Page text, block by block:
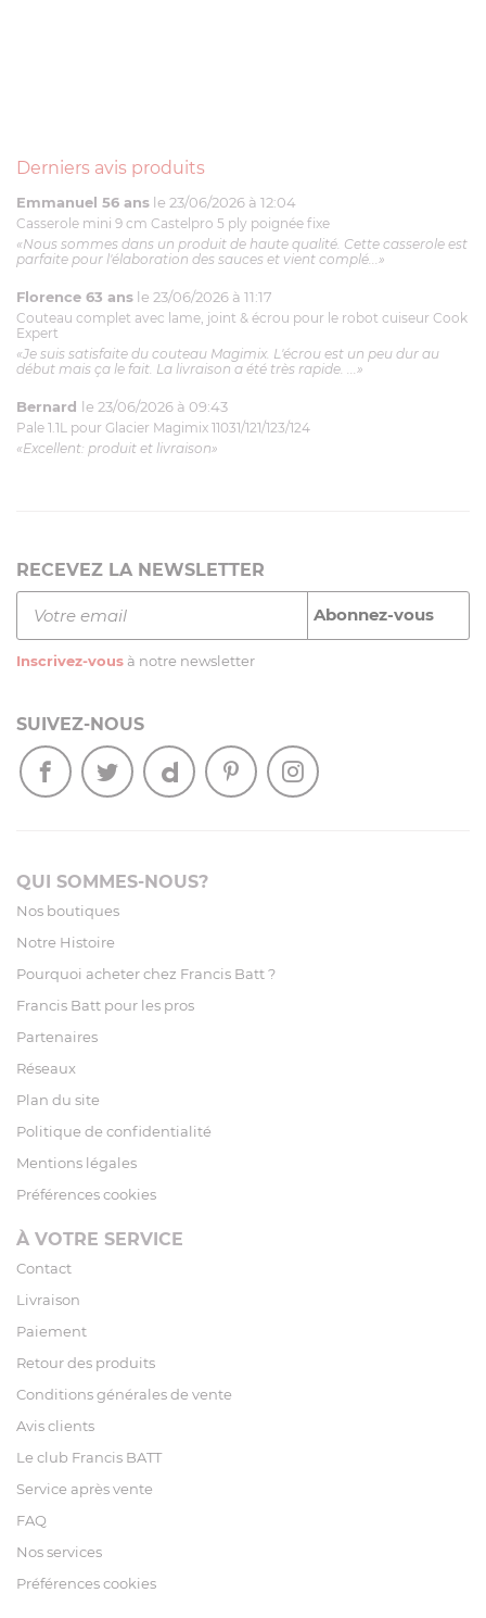
Derniers avis produits
Emmanuel 56 ans le 23/06/2026 à 12:04
Casserole mini 9 cm Castelpro 5 ply poignée fixe
«Nous sommes dans un produit de haute qualité. Cette casserole est
parfaite pour l'élaboration des sauces et vient complé...»
Florence 63 ans le 23/06/2026 à 11:17
Couteau complet avec lame, joint & écrou pour le robot cuiseur Cook
Expert
«Je suis satisfaite du couteau Magimix. L'écrou est un peu dur au
début mais ça le fait. La livraison a été très rapide. ...»
Bernard le 23/06/2026 à 09:43
Pale 1.1L pour Glacier Magimix 11031/121/123/124
«Excellent: produit et livraison»
RECEVEZ LA NEWSLETTER
Inscrivez-vous à notre newsletter
SUIVEZ-NOUS
QUI SOMMES-NOUS?
Nos boutiques
Notre Histoire
Pourquoi acheter chez Francis Batt ?
Francis Batt pour les pros
Partenaires
Réseaux
Plan du site
Politique de confidentialité
Mentions légales
Préférences cookies
À VOTRE SERVICE
Contact
Livraison
Paiement
Retour des produits
Conditions générales de vente
Avis clients
Le club Francis BATT
Service après vente
FAQ
Nos services
Préférences cookies